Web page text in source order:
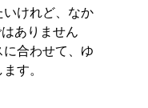
いけれど、なか
ありません
合わせて、ゆ
す。